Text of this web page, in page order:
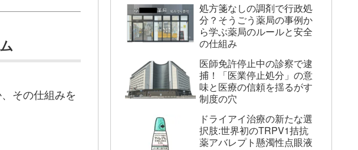
その仕組みを
処方箋なしの調剤で行政処
分？そうごう薬局の事例か
ら学ぶ薬局のルールと安全
の仕組み
医師免許停止中の診察で逮
捕！「医業停止処分」の意
味と医療の信頼を揺るがす
制度の穴
ドライアイ治療の新たな選
択肢:世界初のTRPV1拮抗
薬アバレプト懸濁性点眼液